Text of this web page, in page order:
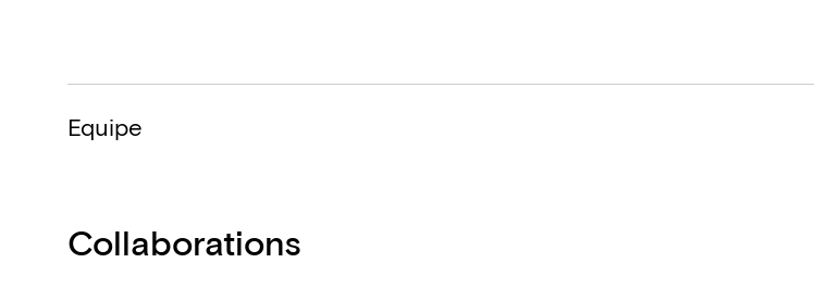
Equipe
Collaborations